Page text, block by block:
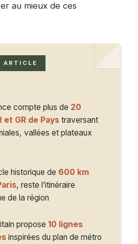
au mieux de ces
ARTICLE
compte plus de 20
et GR de Pays traversant
vallées et plateaux
historique de 600 km
, reste l’itinéraire
de la région
propose 10 lignes
inspirées du plan de métro